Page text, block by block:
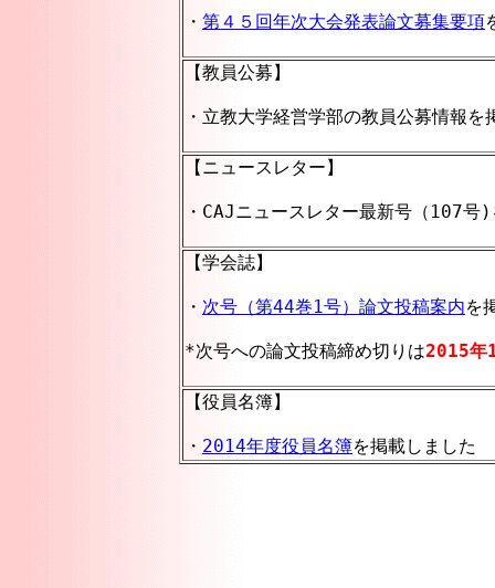
・ 第４５回年次大会発表論文募集要項
【教員公募】
・立教大学経営学部の教員公募情報
【ニュースレター】
・CAJニュースレター最新号（107
【学会誌】
・ 次号（第44巻1号）論文投稿案内を
*次号への論文投稿締め切りは2015年
【役員名簿】
・ 2014年度役員名簿を掲載しました